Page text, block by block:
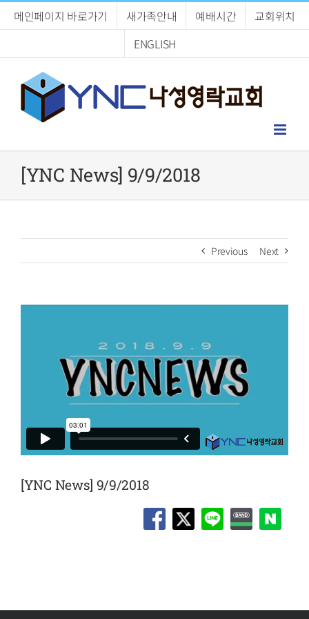
메인페이지 바로가기 새가족안내 예배시간
교회위치
ENGLISH
[YNC News] 9/9/2018
Previous Next
[YNC News] 9/9/2018